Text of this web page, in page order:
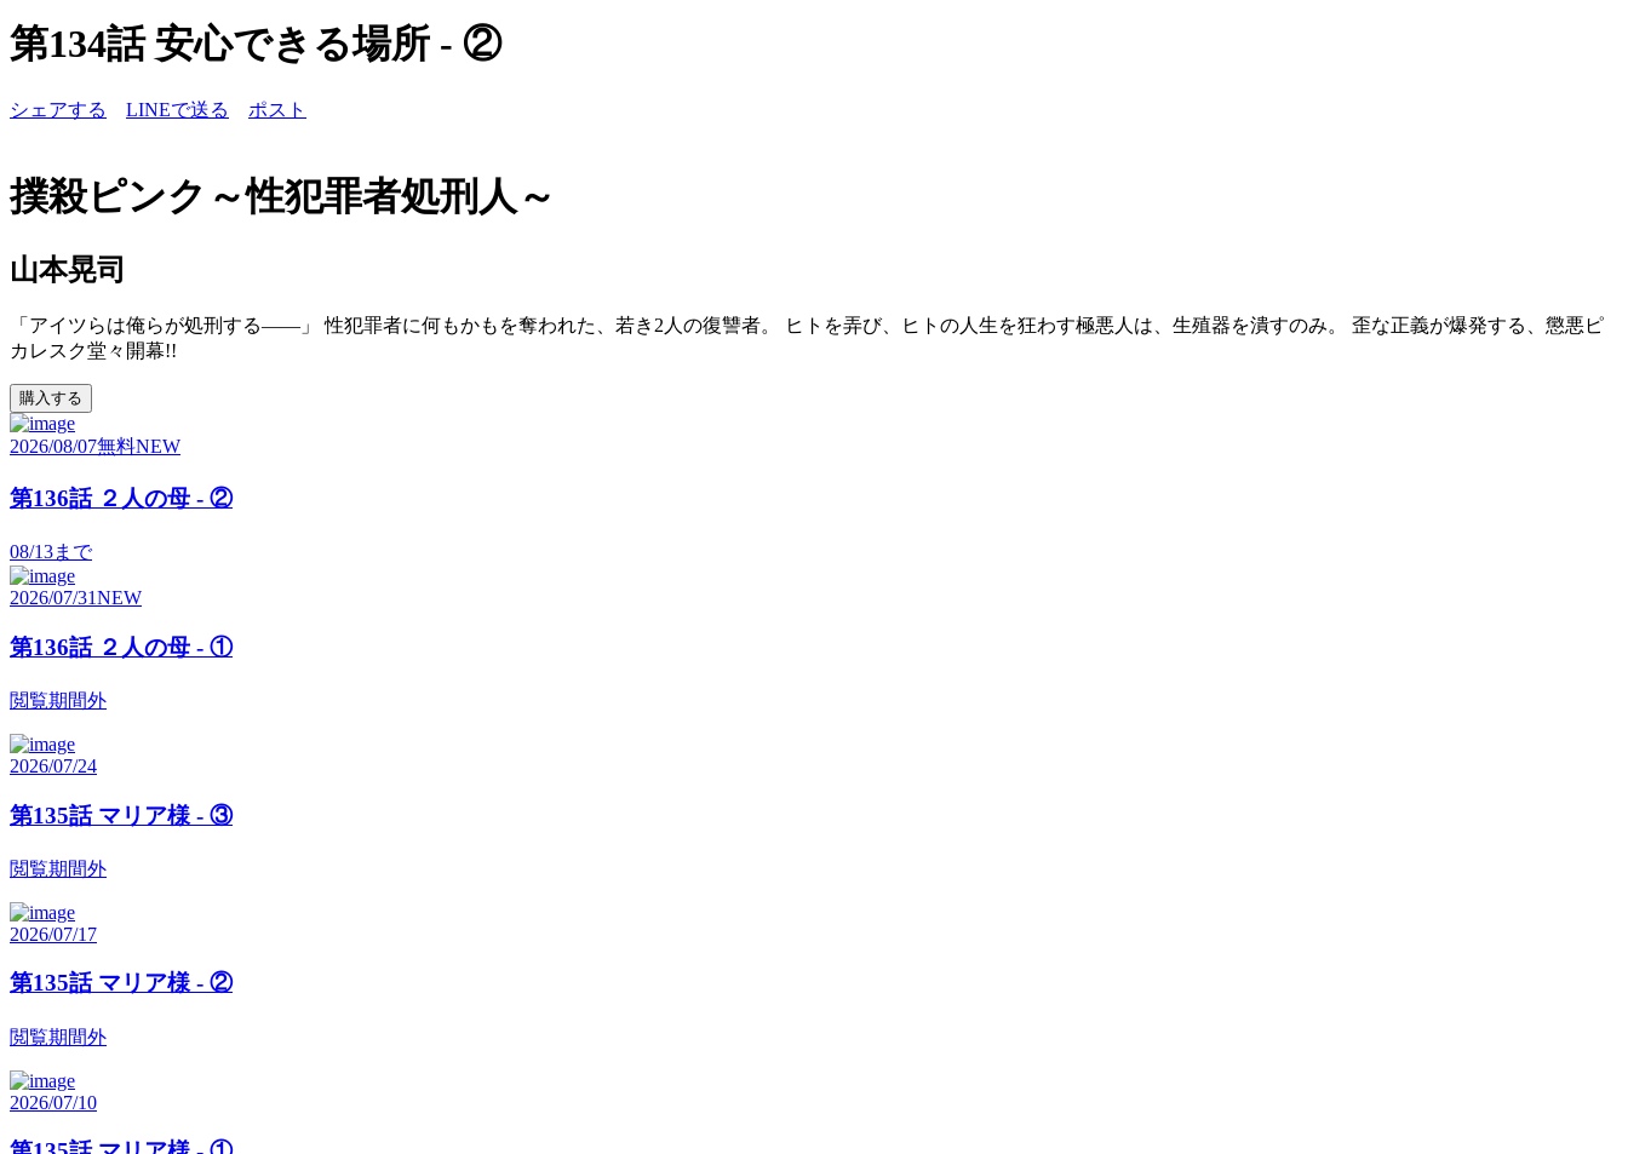
第134話 安心できる場所 - ②
シェアする LINEで送る ポスト
撲殺ピンク～性犯罪者処刑人～
山本晃司
「アイツらは俺らが処刑する――」 性犯罪者に何もかもを奪われた、若き2人の復讐者。 ヒトを弄び、ヒトの人生を狂わす極悪人は、生殖器を潰すのみ。 歪な正義が爆発する、懲悪ピ
カレスク堂々開幕!!
購入する
2026/08/07無料NEW
第136話 ２人の母 - ②
08/13まで
2026/07/31NEW
第136話 ２人の母 - ①
閲覧期間外
2026/07/24
第135話 マリア様 - ③
閲覧期間外
2026/07/17
第135話 マリア様 - ②
閲覧期間外
2026/07/10